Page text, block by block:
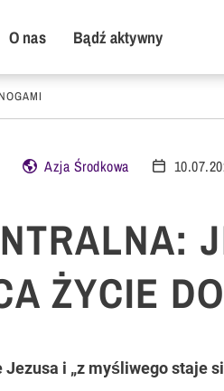
O nas Bądź aktywny
Azja Środkowa
ŻYCIE
Jezusa i „z myśliwego staje